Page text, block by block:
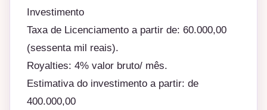
Investimento
Taxa de Licenciamento a partir de: 60.000,00
(sessenta mil reais).
Royalties: 4% valor bruto/ mês.
Estimativa do investimento a partir: de
400.000,00